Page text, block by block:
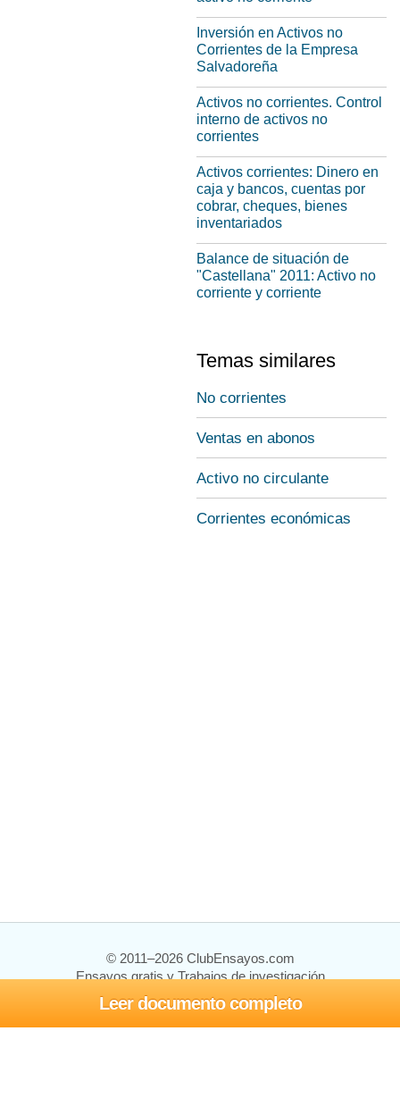
Leer documento completo
Inversión en Activos no
Corrientes de la Empresa
Salvadoreña
Activos no corrientes. Control
interno de activos no
corrientes
Activos corrientes: Dinero en
caja y bancos, cuentas por
cobrar, cheques, bienes
inventariados
Balance de situación de
"Castellana" 2011: Activo no
corriente y corriente
Temas similares
No corrientes
Ventas en abonos
Activo no circulante
Corrientes económicas
© 2011–2026 ClubEnsayos.com
Ensayos gratis y Trabajos de investigación